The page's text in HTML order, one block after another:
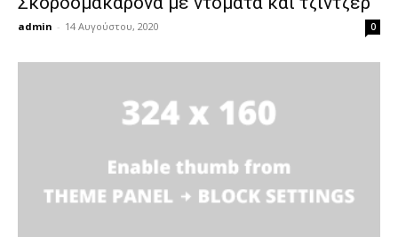
admin - 14 Αυγούστου, 2020 0